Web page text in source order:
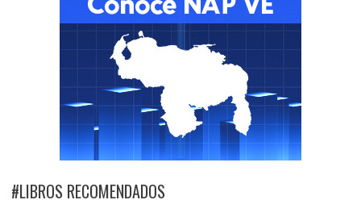
#LIBROS RECOMENDADOS